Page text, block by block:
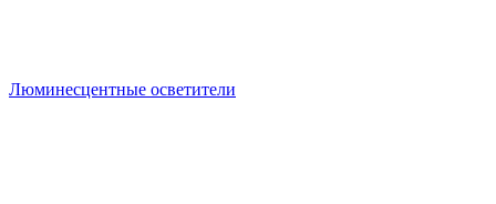
Люминесцентные осветители